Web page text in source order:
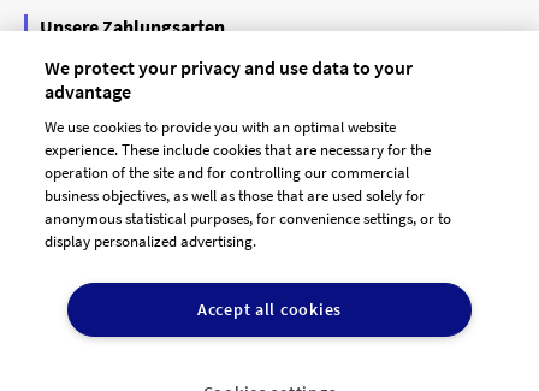
Unsere Zahlungsarten
AGB Dienstleister
Datenschutz
Impressum
We protect your privacy and use data to your
advantage
We use cookies to provide you with an optimal website
experience. These include cookies that are necessary for the
operation of the site and for controlling our commercial
business objectives, as well as those that are used solely for
anonymous statistical purposes, for convenience settings, or to
display personalized advertising.
Accept all cookies